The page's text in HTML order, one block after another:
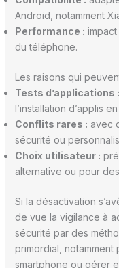
Android, notamment
Performance : impact
du téléphone.
Les raisons qui
Tests d’applications :
l’installation d’applis
Conflits rares : avec
sécurité ou
Choix utilisateur :
alternative ou pour
Si la désactivation
de vue la vigilance à
sécurité par des
primordial,
smartphone ou gérer